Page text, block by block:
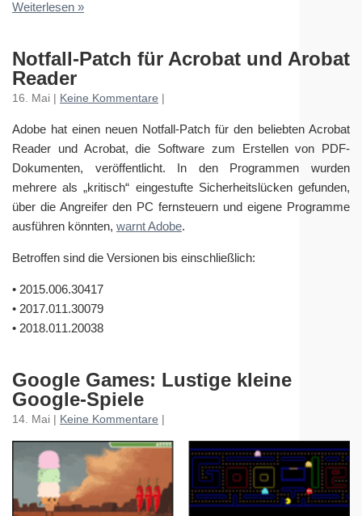
Weiterlesen »
Notfall-Patch für Acrobat und Arobat
Reader
16. Mai | Keine Kommentare
Adobe hat einen neuen Notfall-Patch für den beliebten Acrobat
Reader und Acrobat, die Software zum Erstellen von PDF-
Dokumenten, veröffentlicht. In den Programmen wurden
mehrere als „kritisch“ eingestufte Sicherheitslücken gefunden,
über die Angreifer den PC fernsteuern und eigene Programme
ausführen könnten, warnt Adobe.
Betroffen sind die Versionen bis einschließlich:
• 2015.006.30417
• 2017.011.30079
• 2018.011.20038
Google Games: Lustige kleine
Google-Spiele
14. Mai | Keine Kommentare